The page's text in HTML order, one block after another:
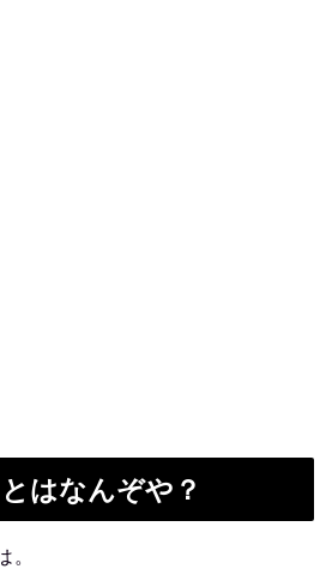
はなんぞや？
。